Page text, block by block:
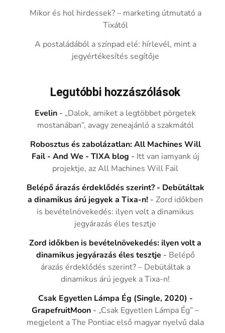
Mikor és hol hirdessek? – marketing útmutató a
Tixától
A postaládából a színpad elé: hírlevél, mint a
jegyértékesítés segítője
Legutóbbi hozzászólások
Evelin - „Dalok, amiket a legtöbbet pörgetek
mostanában”, avagy zeneajánló a szakmától
Robosztus és zabolázatlan: All Machines Will
Fail - And We - TIXA blog - Itt van iamyank új
projektje, az All Machines Will Fail
Belépő árazás érdeklődés szerint? - Debütáltak
a dinamikus árú jegyek a Tixa-n! -Zord időkben
is bevételnövekedés: ilyen volt a dinamikus
jegyárazás éles tesztje
Zord időkben is bevételnövekedés: ilyen volt a
dinamikus jegyárazás éles tesztje - Belépő
árazás érdeklődés szerint? – Debütáltak a
dinamikus árú jegyek a Tixa-n!
Csak Egyetlen Lámpa Ég (Single, 2020) -
GrapefruitMoon - „Csak Egyetlen Lámpa Ég” –
megjelent a The Pontiac első magyar nyelvű dala